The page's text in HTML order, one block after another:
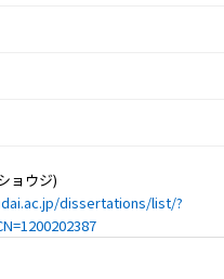
ョウジ)
dissertations/list/?